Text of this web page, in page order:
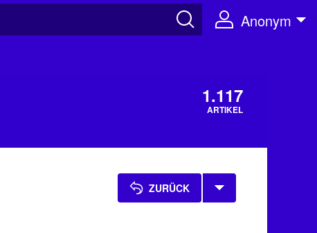
Anonym
1.117
ARTIKEL
ZURÜCK